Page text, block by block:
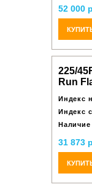
52 000
225/
Run
Индекс
Индекс
Наличие
31 873